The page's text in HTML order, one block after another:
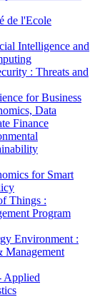
de l'Ecole
Intelligence and
: Threats and
for Business
Data
Finance
for Smart
Things :
Program
Environment :
Management
Applied